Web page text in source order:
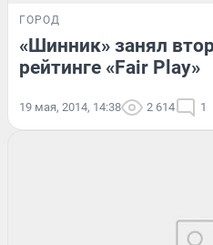
ГОРОД
«Шинник» занял
рейтинге «Fair Play»
19 мая, 2014, 14:38 2 614 1